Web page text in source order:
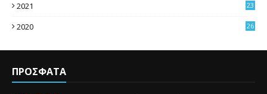
2021
23
2020
26
ΠΡΟΣΦΑΤΑ